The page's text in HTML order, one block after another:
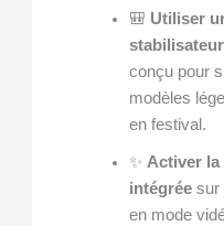
🎒 Utiliser
stabilisateur
conçu pour
modèles
en festival.
✨ Activer
intégréesur
en mode